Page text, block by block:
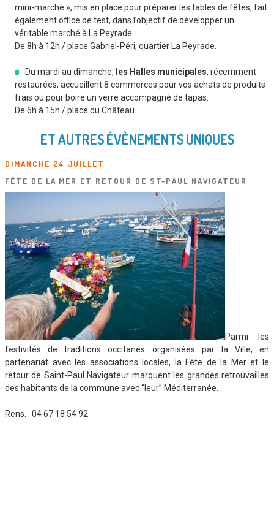
mini-marché », mis en place pour préparer les tables de fêtes, fait
également office de test, dans l’objectif de développer un
véritable marché à La Peyrade.
De 8h à 12h / place Gabriel-Péri, quartier La Peyrade.
Du mardi au dimanche, les Halles municipales, récemment
restaurées, accueillent 8 commerces pour vos achats de produits
frais ou pour boire un verre accompagné de tapas.
De 6h à 15h / place du Château
ET AUTRES ÉVÈNEMENTS UNIQUES
DIMANCHE 24 JUILLET
FÊTE DE LA MER ET RETOUR DE ST-PAUL NAVIGATEUR
Parmi les
festivités de traditions occitanes organisées par la Ville, en
partenariat avec les associations locales, la Fête de la Mer et le
retour de Saint-Paul Navigateur marquent les grandes retrouvailles
des habitants de la commune avec “leur” Méditerranée.
Rens. : 04 67 18 54 92